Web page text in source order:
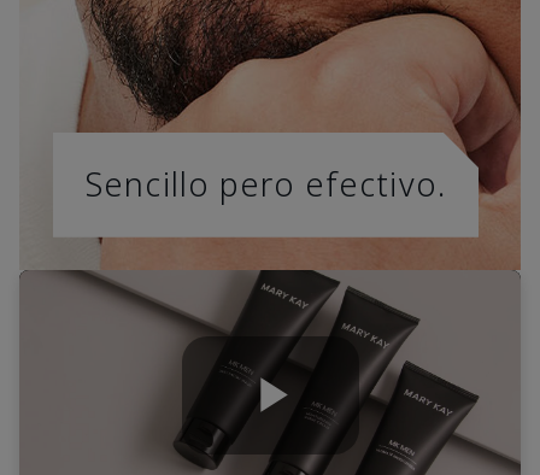
Sencillo pero efectivo.
Play